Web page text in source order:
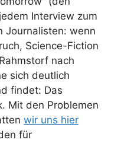
Interview zum
Journalisten: wenn
Science-Fiction
nach
sich deutlich
findet: Das
Mit den Problemen
wir uns hier
für